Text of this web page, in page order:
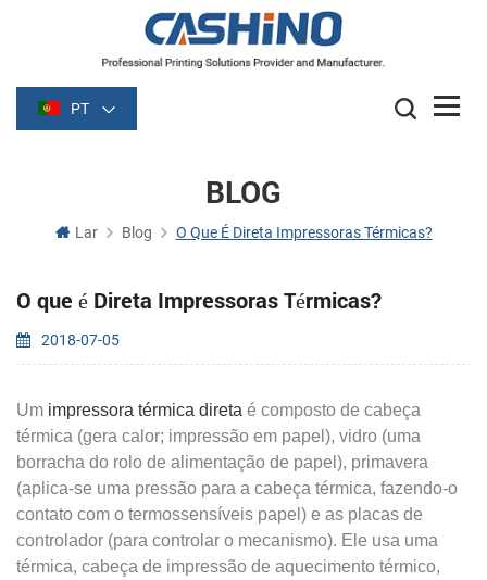
PT
BLOG
Lar Blog O Que É Direta Impressoras Térmicas?
O que é Direta Impressoras Térmicas?
2018-07-05
Um impressora térmica direta é composto de cabeça
térmica (gera calor; impressão em papel), vidro (uma
borracha do rolo de alimentação de papel), primavera
(aplica-se uma pressão para a cabeça térmica, fazendo-o
contato com o termossensíveis papel) e as placas de
controlador (para controlar o mecanismo). Ele usa uma
térmica, cabeça de impressão de aquecimento térmico,